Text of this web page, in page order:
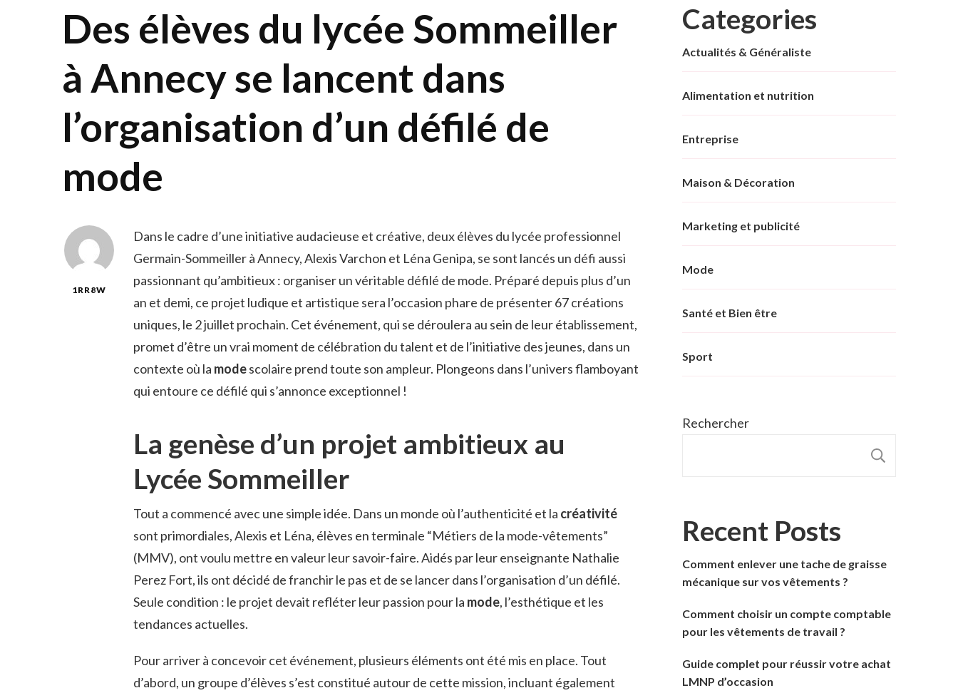
Des élèves du lycée Sommeiller
à Annecy se lancent dans
l’organisation d’un défilé de
mode
1RR8W
Dans le cadre d’une initiative audacieuse et créative, deux élèves du lycée professionnel
Germain-Sommeiller à Annecy, Alexis Varchon et Léna Genipa, se sont lancés un défi aussi
passionnant qu’ambitieux : organiser un véritable défilé de mode. Préparé depuis plus d’un
an et demi, ce projet ludique et artistique sera l’occasion phare de présenter 67 créations
uniques, le 2 juillet prochain. Cet événement, qui se déroulera au sein de leur établissement,
promet d’être un vrai moment de célébration du talent et de l’initiative des jeunes, dans un
contexte où la modescolaire prend toute son ampleur. Plongeons dans l’univers flamboyant
qui entoure ce défilé qui s’annonce exceptionnel !
La genèse d’un projet ambitieux au
Lycée Sommeiller
Tout a commencé avec une simple idée. Dans un monde où l’authenticité et la créativité
sont primordiales, Alexis et Léna, élèves en terminale “Métiers de la mode-vêtements”
(MMV), ont voulu mettre en valeur leur savoir-faire. Aidés par leur enseignante Nathalie
Perez Fort, ils ont décidé de franchir le pas et de se lancer dans l’organisation d’un défilé.
Seule condition : le projet devait refléter leur passion pour la mode, l’esthétique et les
tendances actuelles.
Pour arriver à concevoir cet événement, plusieurs éléments ont été mis en place. Tout
d’abord, un groupe d’élèves s’est constitué autour de cette mission, incluant également
Categories
Actualités & Généraliste
Alimentation et nutrition
Entreprise
Maison & Décoration
Marketing et publicité
Mode
Santé et Bien être
Sport
Rechercher
Recent Posts
Comment enlever une tache de graisse
mécanique sur vos vêtements ?
Comment choisir un compte comptable
pour les vêtements de travail ?
Guide complet pour réussir votre achat
LMNP d’occasion